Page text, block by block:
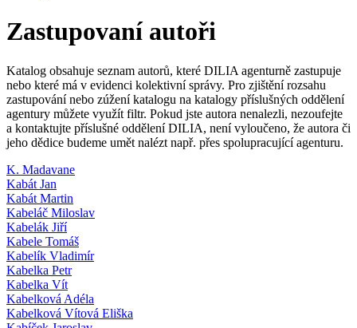
Zastupovaní autoři
Katalog obsahuje seznam autorů, které DILIA agenturně zastupuje
nebo které má v evidenci kolektivní správy. Pro zjištění rozsahu
zastupování nebo zúžení katalogu na katalogy příslušných oddělení
agentury můžete využít filtr. Pokud jste autora nenalezli, nezoufejte
a kontaktujte příslušné oddělení DILIA, není vyloučeno, že autora či
jeho dědice budeme umět nalézt např. přes spolupracující agenturu.
K. Madavane
Kabát Jan
Kabát Martin
Kabeláč Miloslav
Kabelák Jiří
Kabele Tomáš
Kabelík Vladimír
Kabelka Petr
Kabelka Vít
Kabelková Adéla
Kabelková Vítová Eliška